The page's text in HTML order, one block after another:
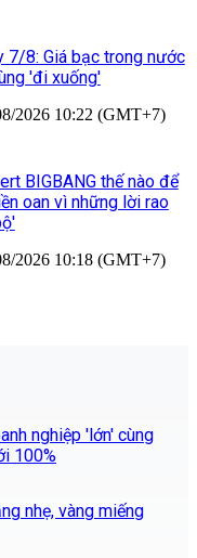
7/8: Giá bạc trong nước
'đi xuống'
2026 10:22 (GMT+7)
BIGBANG thế nào để
oan vì những lời rao
2026 10:18 (GMT+7)
nghiệp 'lớn' cùng
100%
nhẹ, vàng miếng